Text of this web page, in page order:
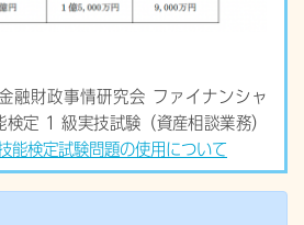
融財政事情研究会 ファイナンシャ
検定 1 級実技試験（資産相談業務）
能検定試験問題の使用について